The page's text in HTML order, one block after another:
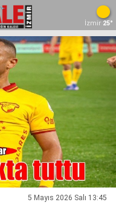
İzmir 25°
5 Mayıs 2026 Salı 13:45